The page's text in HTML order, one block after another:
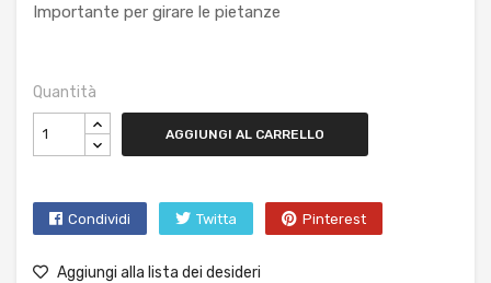
Importante per girare le pietanze
Quantità
AGGIUNGI AL CARRELLO
Condividi Twitta Pinterest
Aggiungi alla lista dei desideri